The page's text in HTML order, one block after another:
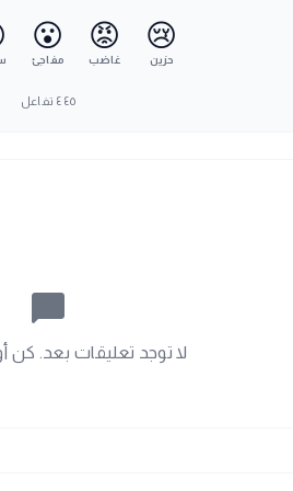
😢
حزين
😡
غاضب
😮
مفاجئ
٤٤٥ تفاعل
chat_bubble_outline
لا توجد تعليقات بعد. كن